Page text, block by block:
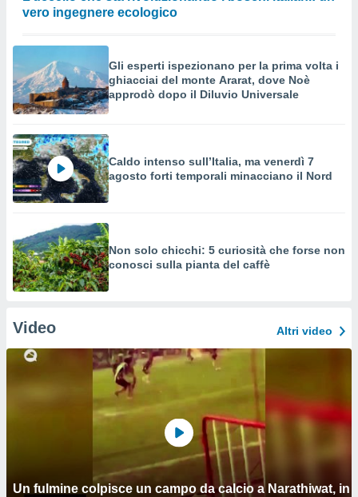
vero ingegnere ecologico
Gli esperti ispezionano per la prima volta i
ghiacciai del monte Ararat, dove Noè
approdò dopo il Diluvio Universale
Caldo intenso sull’Italia, ma venerdì 7
agosto forti temporali minacciano il Nord
Non solo chicchi: 5 curiosità che forse non
conosci sulla pianta del caffè
Video Altri video
Un fulmine colpisce un campo da calcio a Narathiwat, in